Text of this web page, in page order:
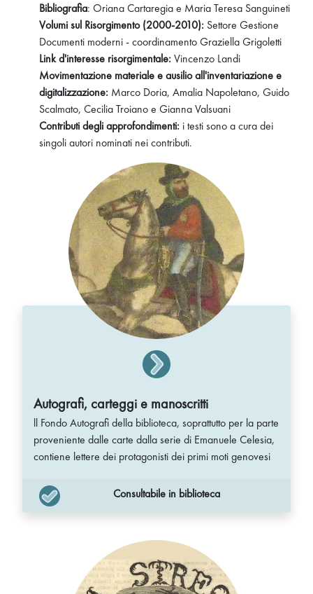
Bibliografia: Oriana Cartaregia e Maria Teresa Sanguineti
Volumi sul Risorgimento (2000-2010): Settore Gestione
Documenti moderni - coordinamento Graziella Grigoletti
Link d'interesse risorgimentale:Vincenzo Landi
Movimentazione materiale e ausilio all'inventariazione e
digitalizzazione: Marco Doria, Amalia Napoletano, Guido
Scalmato, Cecilia Troiano e Gianna Valsuani
Contributi degli approfondimenti: i testi sono a cura dei
singoli autori nominati nei contributi.
Autografi, carteggi e manoscritti
ll Fondo Autografi della biblioteca, soprattutto per la parte
proveniente dalle carte dalla serie di Emanuele Celesia,
contiene lettere dei protagonisti dei primi moti genovesi
Consultabile in biblioteca